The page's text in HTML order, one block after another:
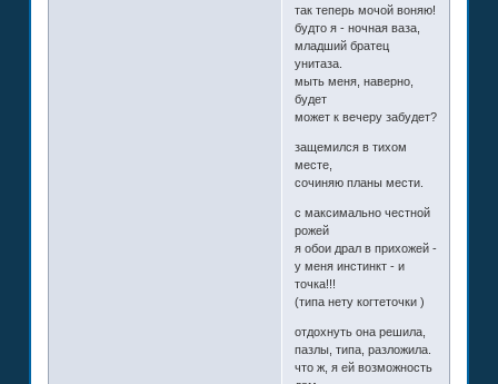
так теперь мочой воняю!
будто я - ночная ваза,
младший братец
унитаза.
мыть меня, наверно,
будет
может к вечеру забудет?
защемился в тихом
месте,
сочиняю планы мести.
с максимально честной
рожей
я обои драл в прихожей -
у меня инстинкт - и
точка!!!
(типа нету когтеточки )
отдохнуть она решила,
пазлы, типа, разложила.
что ж, я ей возможность